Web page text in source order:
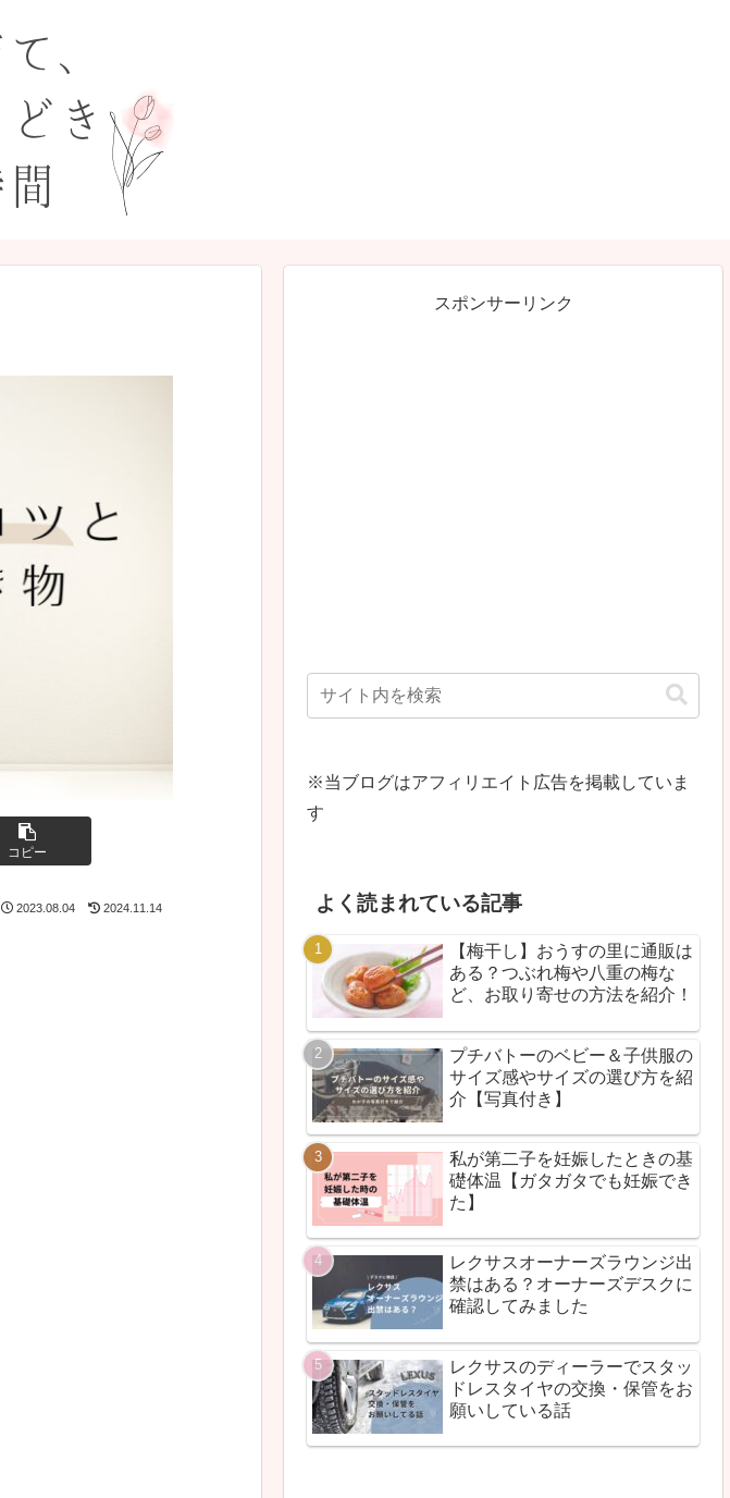
コピー
2023.08.04 2024.11.14
スポンサーリンク
※当ブログはアフィリエイト広告を掲載していま
す
よく読まれている記事
【梅干し】おうすの里に通販は
ある？つぶれ梅や八重の梅な
ど、お取り寄せの方法を紹介！
プチバトーのベビー＆子供服の
サイズ感やサイズの選び方を紹
介【写真付き】
私が第二子を妊娠したときの基
礎体温【ガタガタでも妊娠でき
た】
レクサスオーナーズラウンジ出
禁はある？オーナーズデスクに
確認してみました
レクサスのディーラーでスタッ
ドレスタイヤの交換・保管をお
願いしている話